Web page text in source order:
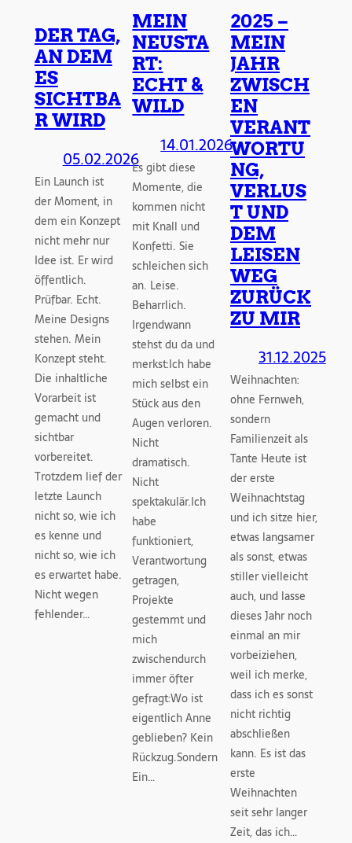
DER TAG,
AN DEM
ES
SICHTBA
R WIRD
05.02.2026
Ein Launch ist
der Moment, in
dem ein Konzept
nicht mehr nur
Idee ist. Er wird
öffentlich.
Prüfbar. Echt.
Meine Designs
stehen. Mein
Konzept steht.
Die inhaltliche
Vorarbeit ist
gemacht und
sichtbar
vorbereitet.
Trotzdem lief der
letzte Launch
nicht so, wie ich
es kenne und
nicht so, wie ich
es erwartet habe.
Nicht wegen
fehlender…
MEIN
NEUSTA
RT:
ECHT &
WILD
14.01.2026
Es gibt diese
Momente, die
kommen nicht
mit Knall und
Konfetti. Sie
schleichen sich
an. Leise.
Beharrlich.
Irgendwann
stehst du da und
merkst:Ich habe
mich selbst ein
Stück aus den
Augen verloren.
Nicht
dramatisch.
Nicht
spektakulär.Ich
habe
funktioniert,
Verantwortung
getragen,
Projekte
gestemmt und
mich
zwischendurch
immer öfter
gefragt:Wo ist
eigentlich Anne
geblieben? Kein
Rückzug.Sondern
Ein…
2025 –
MEIN
JAHR
ZWISCH
EN
VERANT
WORTU
NG,
VERLUS
T UND
DEM
LEISEN
WEG
ZURÜCK
ZU MIR
31.12.2025
Weihnachten:
ohne Fernweh,
sondern
Familienzeit als
Tante Heute ist
der erste
Weihnachtstag
und ich sitze hier,
etwas langsamer
als sonst, etwas
stiller vielleicht
auch, und lasse
dieses Jahr noch
einmal an mir
vorbeiziehen,
weil ich merke,
dass ich es sonst
nicht richtig
abschließen
kann. Es ist das
erste
Weihnachten
seit sehr langer
Zeit, das ich…